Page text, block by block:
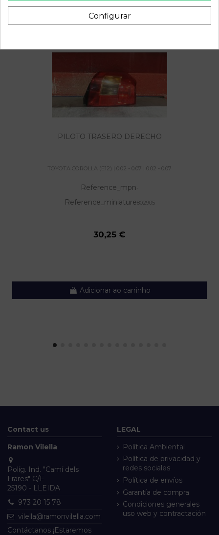
Também poderá gostar
PILOTO TRASERO DERECHO
TOYOTA COROLLA (E12) | 0.02 - 0.07 | 0.02 - 0.07
Reference_mpn-
Reference_miniature802905
30,25 €
Adicionar ao carrinho
Contact us
Ramon Vilella
Políg. Ind. "Camí dels
Frares" C/F
25190 - LLEIDA
973 20 15 78
vilella@ramonvilella.com
Contáctanos ¡Estaremos
LEGAL
Política Ambiental
Política de privacidad y
redes sociales
Política de envíos
Garantía de compra
Condiciones generales
uso web y contractación
Configurar